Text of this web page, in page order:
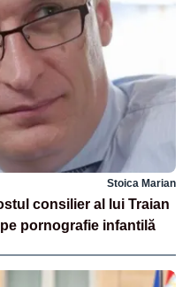
Stoica Marian
consilier al lui Traian
pornografie infantilă